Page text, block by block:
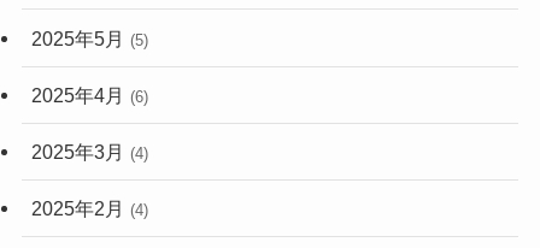
2025年5月 (5)
2025年4月 (6)
2025年3月 (4)
2025年2月 (4)